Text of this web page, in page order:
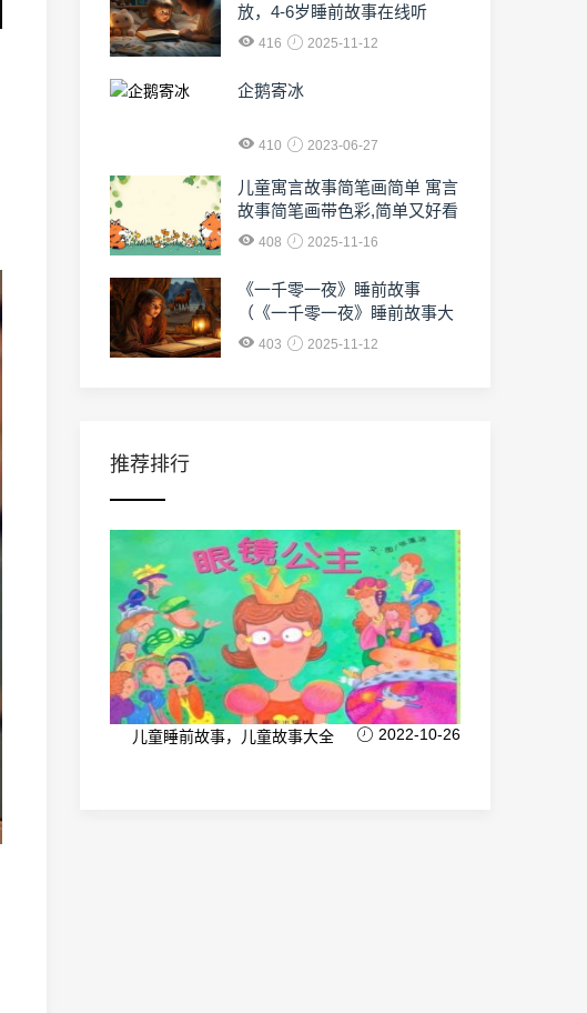
放，4-6岁睡前故事在线听
416 2025-11-12
企鹅寄冰
410 2023-06-27
儿童寓言故事简笔画简单 寓言
故事简笔画带色彩,简单又好看
408 2025-11-16
《一千零一夜》睡前故事
（《一千零一夜》睡前故事大
全）403 2025-11-12
推荐排行
儿童睡前故事，儿童故事大全 2022-10-26